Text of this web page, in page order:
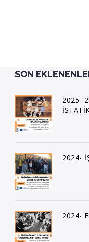
SON
2025-
2024-
2024-